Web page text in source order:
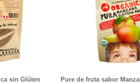
sin Glúten
Pure de fruta sabor